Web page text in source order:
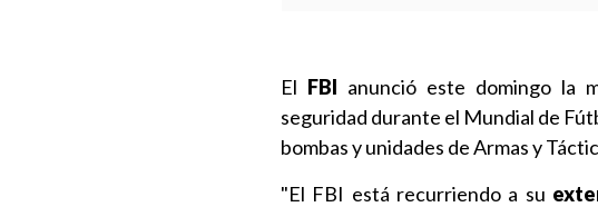
El FBI anunció este domingo la
seguridad durante el Mundial de
bombas y unidades de Armas y
"El FBI está recurriendo a su